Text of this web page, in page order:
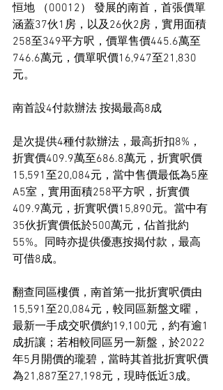
恒地 （00012） 發展的南首，首張價單
涵蓋37伙1房，以及26伙2房，實用面積
258至349平方呎，價單售價445.6萬至
746.6萬元，價單呎價16,947至21,830
元。
南首設4付款辦法 按揭最高8成
是次提供4種付款辦法，最高折扣8%，
折實價409.9萬至686.8萬元，折實呎價
15,591至20,084元，當中售價最低為5座
A5室，實用面積258平方呎，折實價
409.9萬元，折實呎價15,890元。當中有
35伙折實價低於500萬元，佔首批約
55%。同時亦提供優惠按揭付款，最高
可借8成。
翻查同區樓價，南首第一批折實呎價由
15,591至20,084元，較同區新盤文曜，
最新一手成交呎價約19,100元，約有逾1
成折讓；若相較同區另一新盤，於2022
年5月開價的瓏碧，當時其首批折實呎價
為21,887至27,198元，現時低近3成。